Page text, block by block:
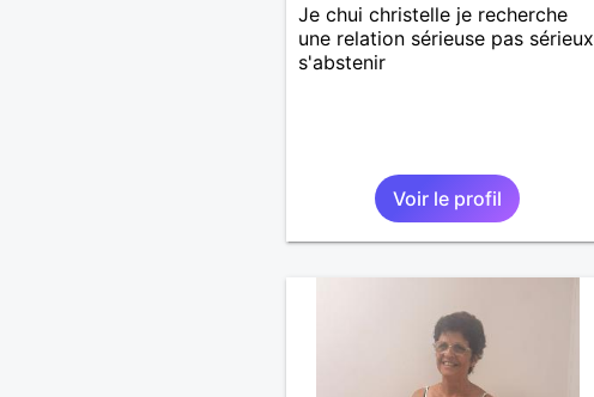
Je chui christelle je recherche
une relation sérieuse pas sérieux
s'abstenir
Voir le profil